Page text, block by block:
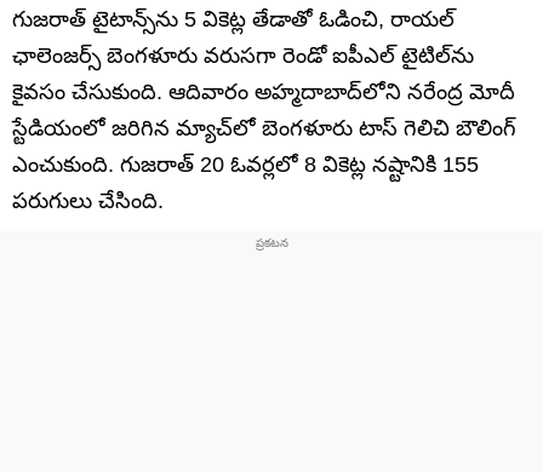
గుజరాత్ టైటాన్స్‌ను 5 వికెట్ల తేడాతో ఓడించి, రాయల్
ఛాలెంజర్స్ బెంగళూరు వరుసగా రెండో ఐపీఎల్ టైటిల్‌ను
కైవసం చేసుకుంది. ఆదివారం అహ్మదాబాద్‌లోని నరేంద్ర మోదీ
స్టేడియంలో జరిగిన మ్యాచ్‌లో బెంగళూరు టాస్ గెలిచి బౌలింగ్
ఎంచుకుంది. గుజరాత్ 20 ఓవర్లలో 8 వికెట్ల నష్టానికి 155
పరుగులు చేసింది.